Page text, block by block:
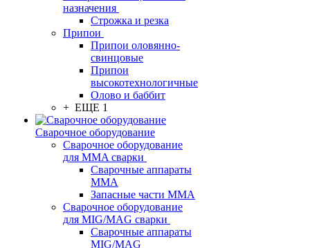
назначения
Строжка и резка
Припои
Припои оловянно-
свинцовые
Припои
высокотехнологичные
Олово и баббит
+ ЕЩЕ 1
Сварочное оборудование
Сварочное оборудование
для MMA сварки
Сварочные аппараты
MMA
Запасные части MMA
Сварочное оборудование
для MIG/MAG сварки
Сварочные аппараты
MIG/MAG